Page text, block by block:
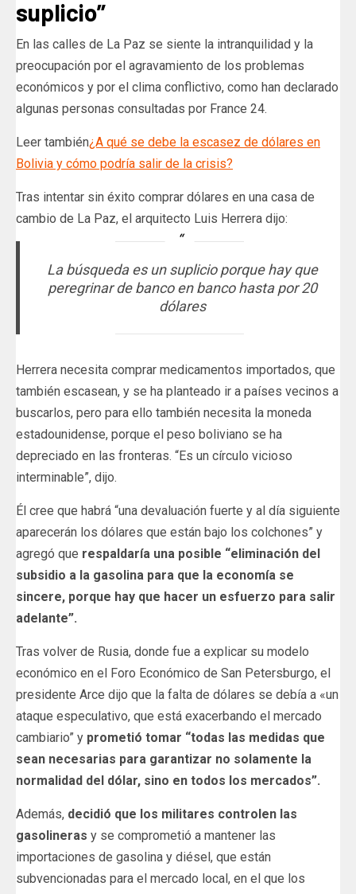
suplicio”
En las calles de La Paz se siente la intranquilidad y la
preocupación por el agravamiento de los problemas
económicos y por el clima conflictivo, como han declarado
algunas personas consultadas por France 24.
Leer también¿A qué se debe la escasez de dólares en
Bolivia y cómo podría salir de la crisis?
Tras intentar sin éxito comprar dólares en una casa de
cambio de La Paz, el arquitecto Luis Herrera dijo:
La búsqueda es un suplicio porque hay que
peregrinar de banco en banco hasta por 20
dólares
Herrera necesita comprar medicamentos importados, que
también escasean, y se ha planteado ir a países vecinos a
buscarlos, pero para ello también necesita la moneda
estadounidense, porque el peso boliviano se ha
depreciado en las fronteras. “Es un círculo vicioso
interminable”, dijo.
Él cree que habrá “una devaluación fuerte y al día siguiente
aparecerán los dólares que están bajo los colchones” y
agregó que respaldaría una posible “eliminación del
subsidio a la gasolina para que la economía se
sincere, porque hay que hacer un esfuerzo para salir
adelante”.
Tras volver de Rusia, donde fue a explicar su modelo
económico en el Foro Económico de San Petersburgo, el
presidente Arce dijo que la falta de dólares se debía a «un
ataque especulativo, que está exacerbando el mercado
cambiario” y prometió tomar “todas las medidas que
sean necesarias para garantizar no solamente la
normalidad del dólar, sino en todos los mercados”.
Además, decidió que los militares controlen las
gasolineras y se comprometió a mantener las
importaciones de gasolina y diésel, que están
subvencionadas para el mercado local, en el que los